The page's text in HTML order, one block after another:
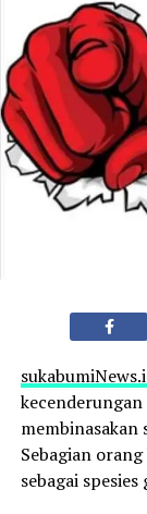
Sebagian
sebagai